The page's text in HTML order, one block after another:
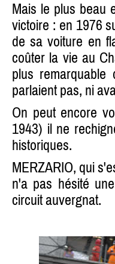
Mais le plus beau
victoire : en 1976
de sa voiture en
coûter la vie au
plus
parlaient pas, ni
On peut encore
1943) il ne
historiques.
MERZARIO, qui
n'a pas hésité
circuit auvergnat.